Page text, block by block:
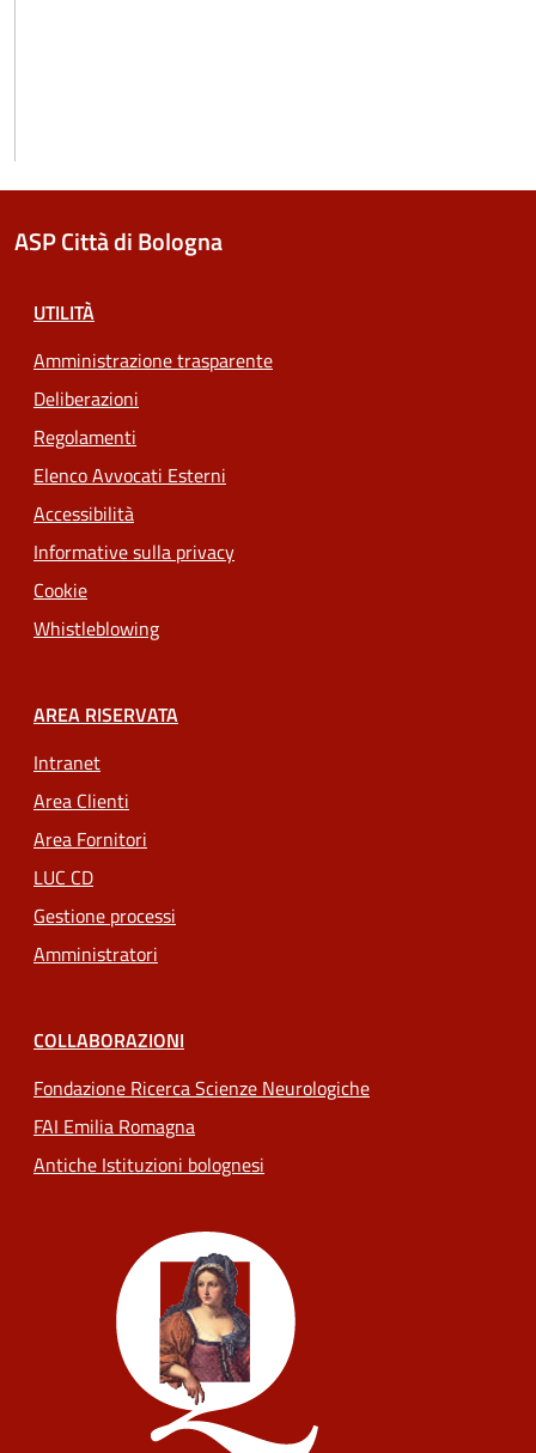
ASP Città di Bologna
UTILITÀ
Amministrazione trasparente
Deliberazioni
Regolamenti
Elenco Avvocati Esterni
Accessibilità
Informative sulla privacy
Cookie
Whistleblowing
AREA RISERVATA
Intranet
Area Clienti
Area Fornitori
LUC CD
Gestione processi
Amministratori
COLLABORAZIONI
Fondazione Ricerca Scienze Neurologiche
FAI Emilia Romagna
Antiche Istituzioni bolognesi